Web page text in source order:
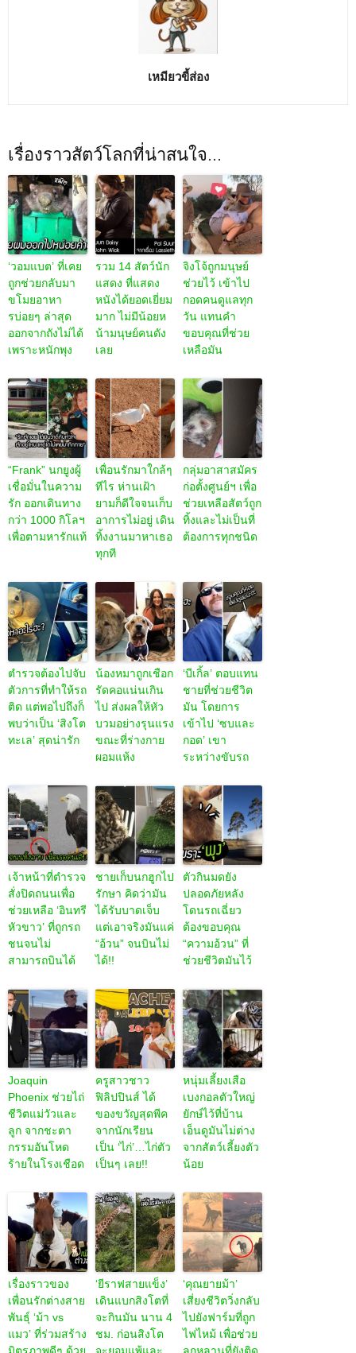
เหมียวขี้ส่อง
เรื่องราวสัตว์โลกที่น่าสนใจ...
‘วอมแบต’ ที่เคย
ถูกช่วยกลับมา
ขโมยอาหา
รบ่อยๆ ล่าสุด
ออกจากถังไม่ได้
เพราะหนักพุง
รวม 14 สัตว์นัก
แสดง ที่แสดง
หนังได้ยอดเยี่ยม
มาก ไม่มีน้อยห
น้ามนุษย์คนดัง
เลย
จิงโจ้ถูกมนุษย์
ช่วยไว้ เข้าไป
กอดคนดูแลทุก
วัน แทนคำ
ขอบคุณที่ช่วย
เหลือมัน
“Frank” นกยูงผู้
เชื่อมั่นในความ
รัก ออกเดินทาง
กว่า 1000 กิโลฯ
เพื่อตามหารักแท้
เพื่อนรักมาใกล้ๆ
ทีไร ห่านเฝ้า
ยามก็ดีใจจนเก็บ
อาการไม่อยู่ เดิน
ทิ้งงานมาหาเธอ
ทุกที
กลุ่มอาสาสมัคร
ก่อตั้งศูนย์ฯ เพื่อ
ช่วยเหลือสัตว์ถูก
ทิ้งและไม่เป็นที่
ต้องการทุกชนิด
ตำรวจต้องไปจับ
ตัวการที่ทำให้รถ
ติด แต่พอไปถึงก็
พบว่าเป็น ‘สิงโต
ทะเล’ สุดน่ารัก
น้องหมาถูกเชือก
รัดคอแน่นเกิน
ไป ส่งผลให้หัว
บวมอย่างรุนแรง
ขณะที่ร่างกาย
ผอมแห้ง
‘บีเกิ้ล’ ตอบแทน
ชายที่ช่วยชีวิต
มัน โดยการ
เข้าไป ‘ซบและ
กอด’ เขา
ระหว่างขับรถ
เจ้าหน้าที่ตำรวจ
สั่งปิดถนนเพื่อ
ช่วยเหลือ ‘อินทรี
หัวขาว’ ที่ถูกรถ
ชนจนไม่
สามารถบินได้
ชายเก็บนกฮูกไป
รักษา คิดว่ามัน
ได้รับบาดเจ็บ
แต่เอาจริงมันแค่
“อ้วน” จนบินไม่
ได้!!
ตัวกินมดยัง
ปลอดภัยหลัง
โดนรถเฉี่ยว
ต้องขอบคุณ
“ความอ้วน” ที่
ช่วยชีวิตมันไว้
Joaquin
Phoenix ช่วยไถ่
ชีวิตแม่วัวและ
ลูก จากชะตา
กรรมอันโหด
ร้ายในโรงเชือด
ครูสาวชาว
ฟิลิปปินส์ ได้
ของขวัญสุดพีค
จากนักเรียน
เป็น ‘ไก่’…ไก่ตัว
เป็นๆ เลย!!
หนุ่มเลี้ยงเสือ
เบงกอลตัวใหญ่
ยักษ์ไว้ที่บ้าน
เอ็นดูมันไม่ต่าง
จากสัตว์เลี้ยงตัว
น้อย
เรื่องราวของ
เพื่อนรักต่างสาย
พันธุ์ ‘ม้า vs
แมว’ ที่ร่วมสร้าง
‘ยีราฟสายแข็ง’
เดินแบกสิงโตที่
จะกินมัน นาน 4
ชม. ก่อนสิงโต
‘คุณยายม้า’
เสี่ยงชีวิตวิ่งกลับ
ไปยังฟาร์มที่ถูก
ไฟไหม้ เพื่อช่วย